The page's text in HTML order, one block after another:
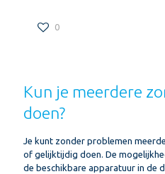
0
Kun je meerdere
doen?
Je kunt zonder problemen
of gelijktijdig doen. De
de beschikbare apparatuur in de